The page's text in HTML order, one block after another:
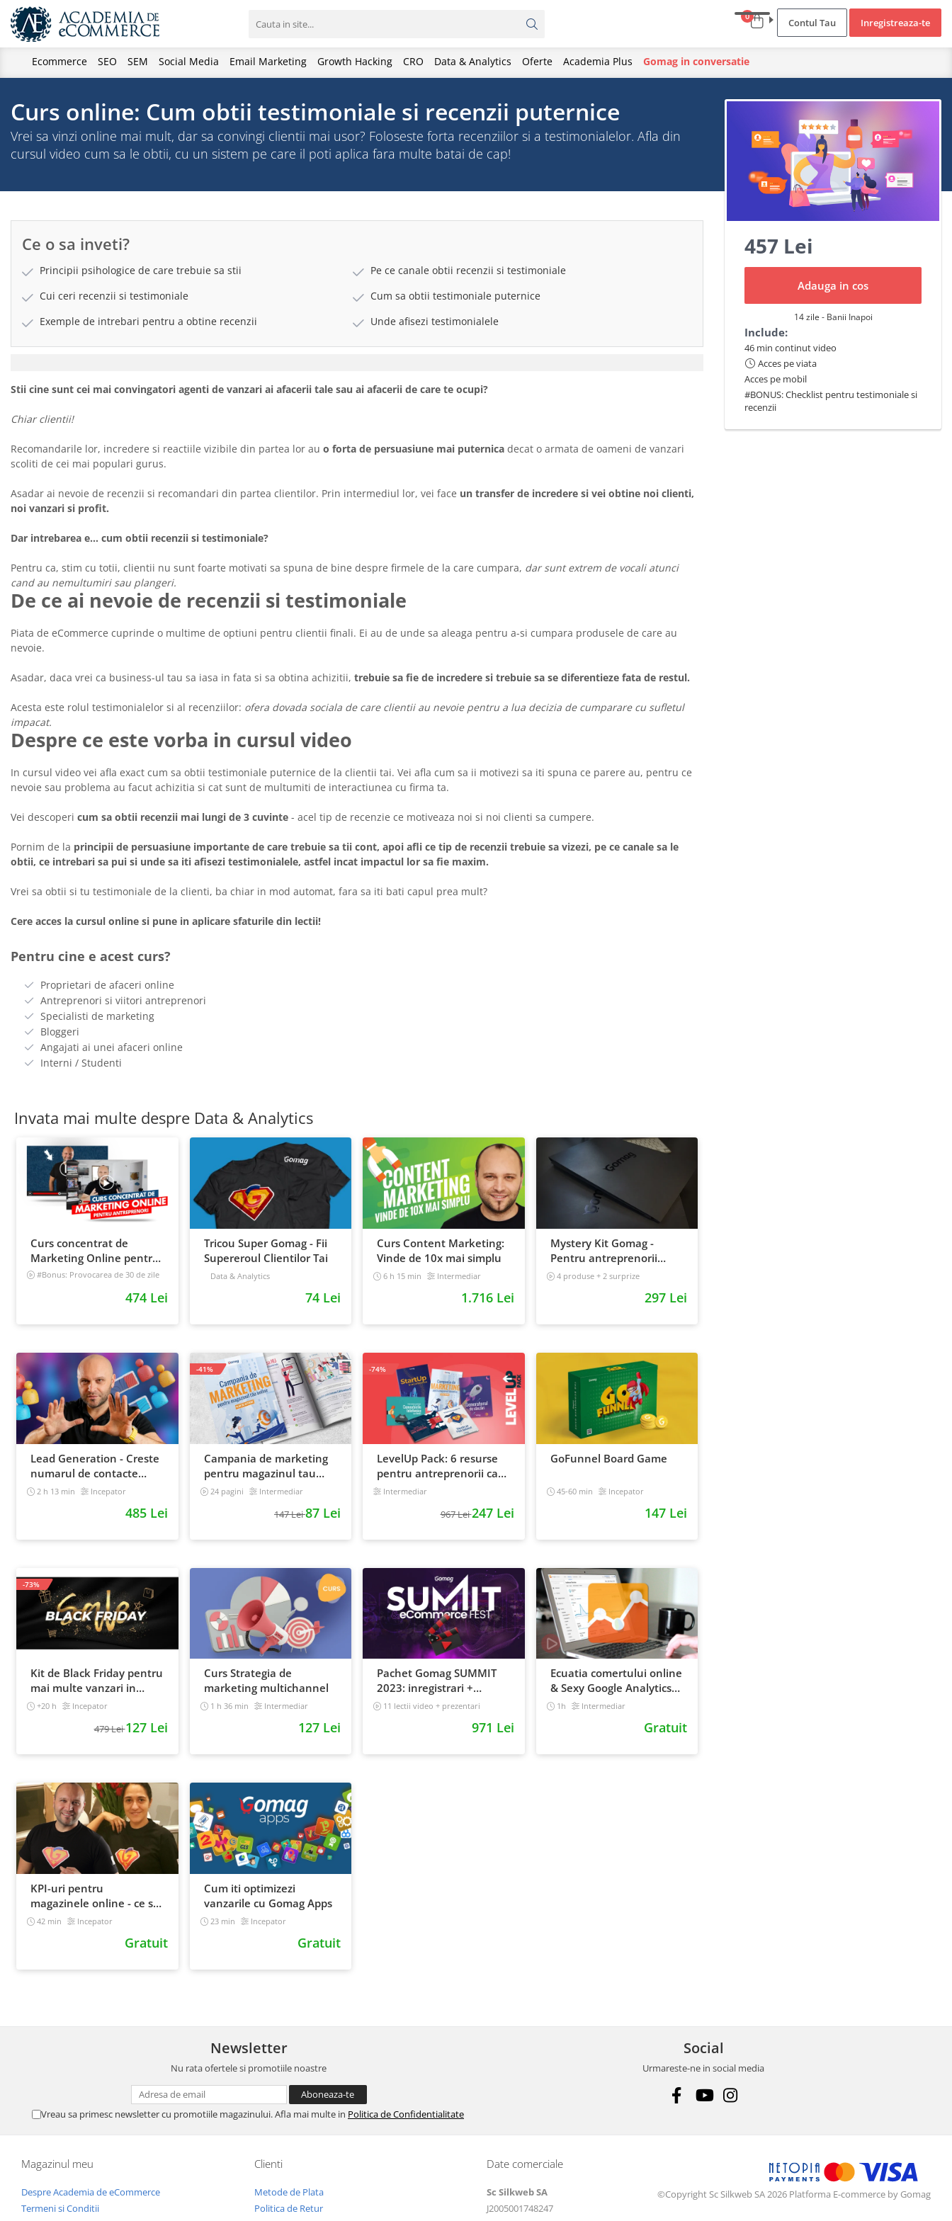
0
Contul Tau Inregistreaza-te
Ecommerce SEO SEM Social Media Email Marketing Growth Hacking CRO Data & Analytics Oferte Academia Plus Gomag in conversatie
Curs online: Cum obtii testimoniale si recenzii puternice
Vrei sa vinzi online mai mult, dar sa convingi clientii mai usor? Foloseste forta recenziilor si a testimonialelor. Afla din
cursul video cum sa le obtii, cu un sistem pe care il poti aplica fara multe batai de cap!
457 Lei
Adauga in cos
14 zile - Banii Inapoi
Include:
46 min continut video
Acces pe viata
Acces pe mobil
#BONUS: Checklist pentru testimoniale si
recenzii
Ce o sa inveti?
Principii psihologice de care trebuie sa stii
Pe ce canale obtii recenzii si testimoniale
Cui ceri recenzii si testimoniale
Cum sa obtii testimoniale puternice
Exemple de intrebari pentru a obtine recenzii
Unde afisezi testimonialele
Stii cine sunt cei mai convingatori agenti de vanzari ai afacerii tale sau ai afacerii de care te ocupi?
Chiar clientii!
Recomandarile lor, incredere si reactiile vizibile din partea lor au o forta de persuasiune mai puternica decat o armata de oameni de vanzari
scoliti de cei mai populari gurus.
Asadar ai nevoie de recenzii si recomandari din partea clientilor. Prin intermediul lor, vei face un transfer de incredere si vei obtine noi clienti,
noi vanzari si profit.
Dar intrebarea e… cum obtii recenzii si testimoniale?
Pentru ca, stim cu totii, clientii nu sunt foarte motivati sa spuna de bine despre firmele de la care cumpara, dar sunt extrem de vocali atunci
cand au nemultumiri sau plangeri.
De ce ai nevoie de recenzii si testimoniale
Piata de eCommerce cuprinde o multime de optiuni pentru clientii finali. Ei au de unde sa aleaga pentru a-si cumpara produsele de care au
nevoie.
Asadar, daca vrei ca business-ul tau sa iasa in fata si sa obtina achizitii, trebuie sa fie de incredere si trebuie sa se diferentieze fata de restul.
Acesta este rolul testimonialelor si al recenziilor: ofera dovada sociala de care clientii au nevoie pentru a lua decizia de cumparare cu sufletul
impacat.
Despre ce este vorba in cursul video
In cursul video vei afla exact cum sa obtii testimoniale puternice de la clientii tai. Vei afla cum sa ii motivezi sa iti spuna ce parere au, pentru ce
nevoie sau problema au facut achizitia si cat sunt de multumiti de interactiunea cu firma ta.
Vei descoperi cum sa obtii recenzii mai lungi de 3 cuvinte - acel tip de recenzie ce motiveaza noi si noi clienti sa cumpere.
Pornim de la principii de persuasiune importante de care trebuie sa tii cont, apoi afli ce tip de recenzii trebuie sa vizezi, pe ce canale sa le
obtii, ce intrebari sa pui si unde sa iti afisezi testimonialele, astfel incat impactul lor sa fie maxim.
Vrei sa obtii si tu testimoniale de la clienti, ba chiar in mod automat, fara sa iti bati capul prea mult?
Cere acces la cursul online si pune in aplicare sfaturile din lectii!
Pentru cine e acest curs?
Proprietari de afaceri online
Antreprenori si viitori antreprenori
Specialisti de marketing
Bloggeri
Angajati ai unei afaceri online
Interni / Studenti
Invata mai multe despre Data & Analytics
Curs concentrat de
Marketing Online pentru
antreprenori
#Bonus: Provocarea de 30 de zile
474 Lei
Tricou Super Gomag - Fii
Supereroul Clientilor Tai
Data & Analytics
74 Lei
Curs Content Marketing:
Vinde de 10x mai simplu
6 h 15 min Intermediar
1.716 Lei
Mystery Kit Gomag -
Pentru antreprenorii
curajosi - digital
4 produse + 2 surprize
297 Lei
Lead Generation - Creste
numarul de contacte
pentru afacerea ta
2 h 13 min Incepator
485 Lei
Campania de marketing
pentru magazinul tau
online. Plan de actiune
24 pagini Intermediar
147 Lei87 Lei
-41%
LevelUp Pack: 6 resurse
pentru antreprenorii care
vor sa isi creasca afacerile
Intermediar
967 Lei247 Lei
-74%
GoFunnel Board Game
45-60 min Incepator
147 Lei
Kit de Black Friday pentru
mai multe vanzari in
magazinul tau - Curs
+20 h Incepator
479 Lei127 Lei
-73%
Curs Strategia de
marketing multichannel
1 h 36 min Intermediar
127 Lei
Pachet Gomag SUMMIT
2023: inregistrari +
prezentari
11 lectii video + prezentari
971 Lei
Ecuatia comertului online
& Sexy Google Analytics
101
1h Intermediar
Gratuit
KPI-uri pentru
magazinele online - ce sa
masori cand vrei sa iti
42 min Incepator
Gratuit
Cum iti optimizezi
vanzarile cu Gomag Apps
23 min Incepator
Gratuit
Newsletter
Nu rata ofertele si promotiile noastre
Vreau sa primesc newsletter cu promotiile magazinului. Afla mai multe in Politica de Confidentialitate
Social
Urmareste-ne in social media
Magazinul meu
Despre Academia de eCommerce
Termeni si Conditii
Clienti
Metode de Plata
Politica de Retur
Date comerciale
Sc Silkweb SA
J2005001748247
©Copyright Sc Silkweb SA 2026 Platforma E-commerce by Gomag